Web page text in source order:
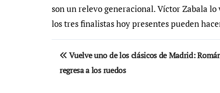
son un relevo generacional. Víctor Zabala lo
los tres finalistas hoy presentes pueden
Navegación
de
Vuelve uno de los clásicos de Madrid:
regresa a los ruedos